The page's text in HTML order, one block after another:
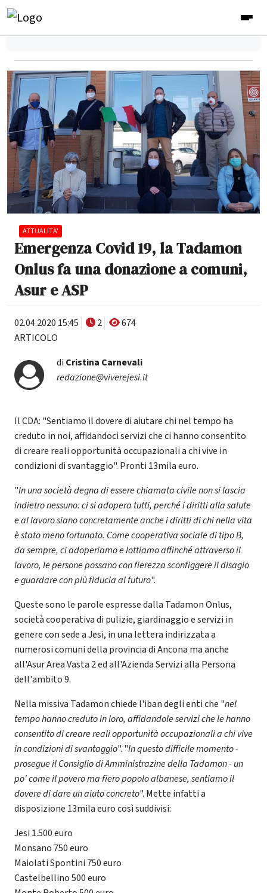
ATTUALITA'
Emergenza Covid 19, la Tadamon
Onlus fa una donazione a comuni,
Asur e ASP
02.04.2020 15:45 2
674
ARTICOLO
di Cristina Carnevali
redazione@viverejesi.it
Il CDA: "Sentiamo il dovere di aiutare chi nel tempo ha
creduto in noi, affidandoci servizi che ci hanno consentito
di creare reali opportunità occupazionali a chi vive in
condizioni di svantaggio". Pronti 13mila euro.
"In una società degna di essere chiamata civile non si lascia
indietro nessuno: ci si adopera tutti, perché i diritti alla salute
e al lavoro siano concretamente anche i diritti di chi nella vita
è stato meno fortunato. Come cooperativa sociale di tipo B,
da sempre, ci adoperiamo e lottiamo affinché attraverso il
lavoro, le persone possano con fierezza sconfiggere il disagio
e guardare con più fiducia al futuro".
Queste sono le parole espresse dalla Tadamon Onlus,
società cooperativa di pulizie, giardinaggio e servizi in
genere con sede a Jesi, in una lettera indirizzata a
numerosi comuni della provincia di Ancona ma anche
all'Asur Area Vasta 2 ed all'Azienda Servizi alla Persona
dell'ambito 9.
Nella missiva Tadamon chiede l'iban degli enti che "nel
tempo hanno creduto in loro, affidandole servizi che le hanno
consentito di creare reali opportunità occupazionali a chi vive
in condizioni di svantaggio". "In questo difficile momento -
prosegue il Consiglio di Amministrazine della Tadamon - un
po' come il povero ma fiero popolo albanese, sentiamo il
dovere di dare un aiuto concreto". Mette infatti a
disposizione 13mila euro così suddivisi:
Jesi 1.500 euro
Monsano 750 euro
Maiolati Spontini 750 euro
Castelbellino 500 euro